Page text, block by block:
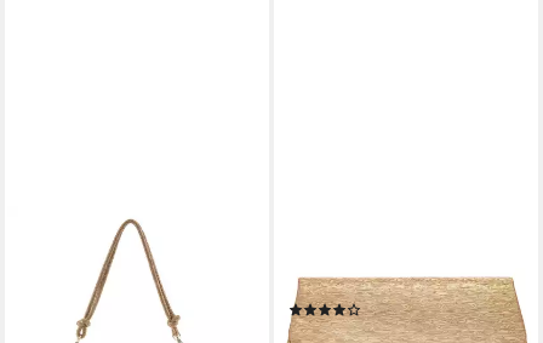
SEIDENFELT MANUFAKTUR
Schultertasche Hallila,
Polyurethan
UVP 99,90 €
elegante Glanz Abendtasche
(1)
24,95 €